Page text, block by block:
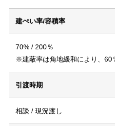
建ぺい率/容積率
70% / 200％
※建蔽率は角地緩和により、60
引渡時期
相談 / 現況渡し